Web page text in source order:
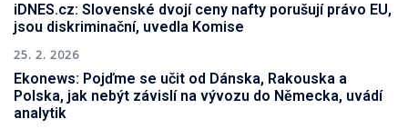
iDNES.cz: Slovenské dvojí ceny nafty porušují právo EU,
jsou diskriminační, uvedla Komise
25. 2. 2026
Ekonews: Pojďme se učit od Dánska, Rakouska a
Polska, jak nebýt závislí na vývozu do Německa, uvádí
analytik